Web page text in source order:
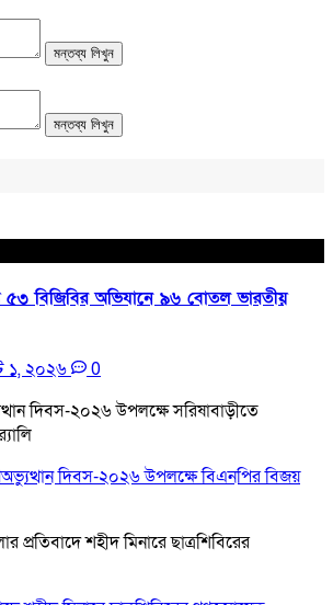
মন্তব্য লিখুন
মন্তব্য লিখুন
৫৩ বিজিবির অভিযানে ৯৬ বোতল ভারতীয়
১, ২০২৬ 0
দিবস-২০২৬ উপলক্ষে বিএনপির বিজয়